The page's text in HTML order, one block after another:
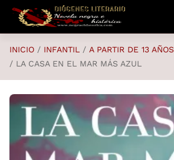
Saltar al contenido principal
INICIO INFANTIL
A PARTIR DE 13 AÑOS
LA CASA EN EL MAR MÁS AZUL